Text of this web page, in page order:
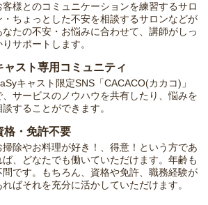
客様とのコミュニケーションを練習するサロ
・ちょっとした不安を相談するサロンなどが
なたの不安・お悩みに合わせて、講師がしっ
りサポートします。
ャスト専用コミュニティ
キャスト限定SNS「CACACO(カカコ)」
、サービスのノウハウを共有したり、悩みを
談することができます。
格・免許不要
掃除やお料理が好き！、得意！という方であ
ば、どなたでも働いていただけます。年齢も
問です。もちろん、資格や免許、職務経験が
ればそれを充分に活かしていただけます。